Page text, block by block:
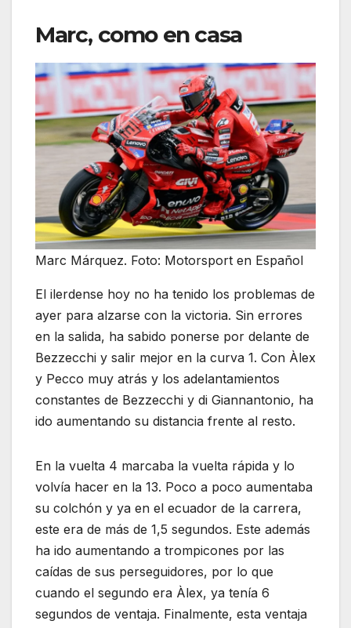
Marc, como en casa
Marc Márquez. Foto: Motorsport en Español
El ilerdense hoy no ha tenido los problemas de
ayer para alzarse con la victoria. Sin errores
en la salida, ha sabido ponerse por delante de
Bezzecchi y salir mejor en la curva 1. Con Àlex
y Pecco muy atrás y los adelantamientos
constantes de Bezzecchi y di Giannantonio, ha
ido aumentando su distancia frente al resto.
En la vuelta 4 marcaba la vuelta rápida y lo
volvía hacer en la 13. Poco a poco aumentaba
su colchón y ya en el ecuador de la carrera,
este era de más de 1,5 segundos. Este además
ha ido aumentando a trompicones por las
caídas de sus perseguidores, por lo que
cuando el segundo era Àlex, ya tenía 6
segundos de ventaja. Finalmente, esta ventaja